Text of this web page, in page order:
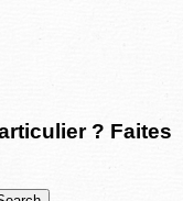
? Faites